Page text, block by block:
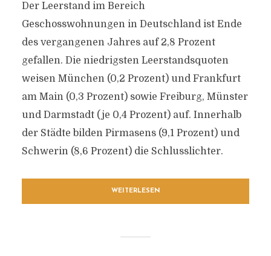
Der Leerstand im Bereich
Geschosswohnungen in Deutschland ist Ende
des vergangenen Jahres auf 2,8 Prozent
gefallen. Die niedrigsten Leerstandsquoten
weisen München (0,2 Prozent) und Frankfurt
am Main (0,3 Prozent) sowie Freiburg, Münster
und Darmstadt (je 0,4 Prozent) auf. Innerhalb
der Städte bilden Pirmasens (9,1 Prozent) und
Schwerin (8,6 Prozent) die Schlusslichter.
WEITERLESEN